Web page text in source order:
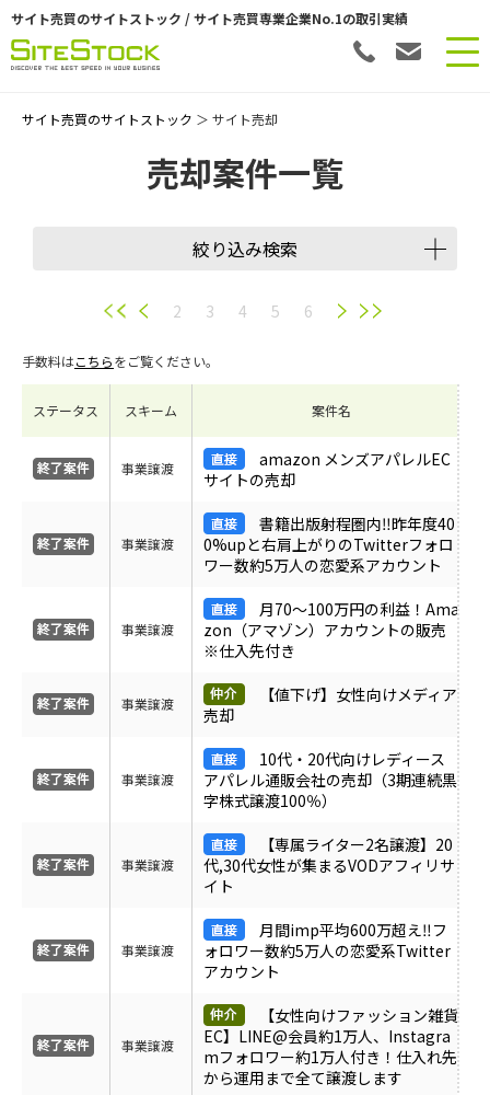
サイト売買のサイトストック / サイト売買専業企業No.1の取引実績
サイト売買のサイトストック ＞ サイト売却
売却案件一覧
絞り込み検索
譲渡スキーム
会員数
希望価格
サイト形態
カテゴリ
フリーワード
地域
業界・業種
2 3 4 5 6
手数料はこちらをご覧ください。
ステータス スキーム 案件名
事業譲渡
amazon メンズアパレルEC
サイトの売却
事業譲渡
書籍出版射程圏内‼︎昨年度40
0%upと右肩上がりのTwitterフォロ
ワー数約5万人の恋愛系アカウント
事業譲渡
月70～100万円の利益！Ama
zon（アマゾン）アカウントの販売
※仕入先付き
事業譲渡
【値下げ】女性向けメディア
売却
事業譲渡
10代・20代向けレディース
アパレル通販会社の売却（3期連続黒
字株式譲渡100％）
事業譲渡
【専属ライター2名譲渡】20
代,30代女性が集まるVODアフィリサ
イト
事業譲渡
月間imp平均600万超え‼︎フ
ォロワー数約5万人の恋愛系Twitter
アカウント
事業譲渡
【女性向けファッション雑貨
EC】LINE@会員約1万人、Instagra
mフォロワー約1万人付き！仕入れ先
から運用まで全て譲渡します